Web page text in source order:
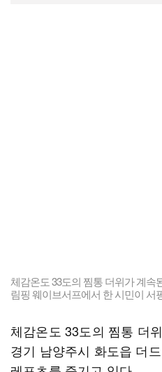
체감온도 33도의 찜통 더위가 계속
림핑 웨이브서프에서 한 시민이 서
체감온도 33도의 찜통 더
경기 남양주시 화도읍 더